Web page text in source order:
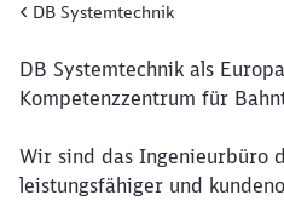
DB Systemtechnik
DB Systemtechnik als
Kompetenzzentrum für
Wir sind das Ingenieurbüro
leistungsfähiger und